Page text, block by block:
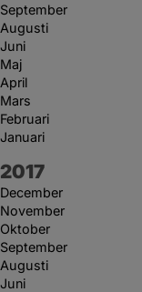
September
Augusti
Juni
Maj
April
Mars
Februari
Januari
År:
2017
December
November
Oktober
September
Augusti
Juni